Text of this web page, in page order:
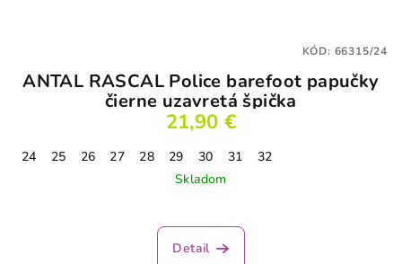
ANTAL RASCAL Police barefoot papučky
čierne uzavretá špička
21,90 €
24 25 26 27 28 29 30 31
32
Skladom
Detail
KÓD: 66315/24